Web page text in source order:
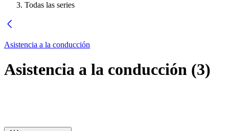
Todas las series
Asistencia a la conducción
Asistencia a la conducción (3)